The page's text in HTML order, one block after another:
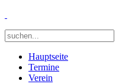
Hauptseite
Termine
Verein